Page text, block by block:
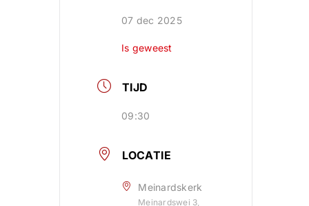
07 dec 2025
Is geweest
TIJD
09:30
LOCATIE
Meinardskerk
Meinardswei 3,